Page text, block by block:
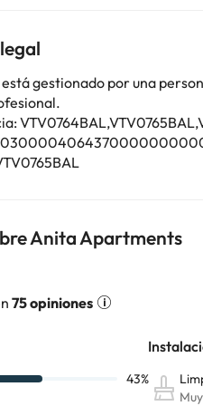
alojamiento. Si tienes dudas,
gestionado por una
Anita Apartments
75 opiniones